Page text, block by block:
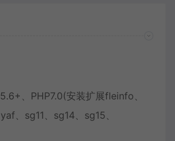
、PHP7.0(安装扩展fleinfo、
、sg11、sg14、sg15、